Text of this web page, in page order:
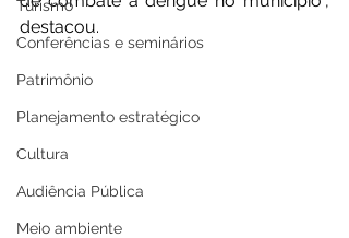
Turismo
Conferências e seminários
Patrimônio
Planejamento estratégico
Cultura
Audiência Pública
Meio ambiente
destacou.